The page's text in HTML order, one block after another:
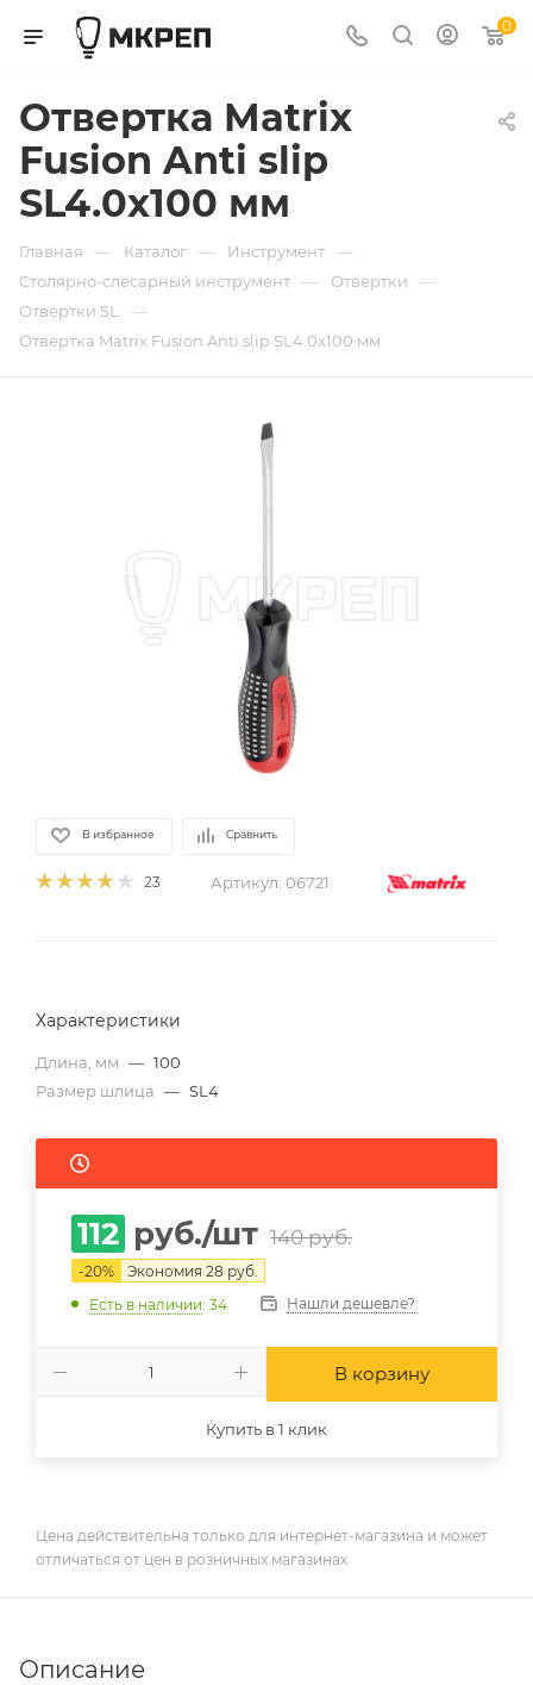
0
Отвертка Matrix
Fusion Anti slip
SL4.0х100 мм
Главная — Каталог — Инструмент —
Столярно-слесарный инструмент — Отвертки —
Отвертки SL —
Отвертка Matrix Fusion Anti slip SL4.0х100 мм
В избранное Сравнить
23 Артикул: 06721
Характеристики
Длина, мм — 100
Размер шлица — SL4
112 руб./шт 140руб.
-20% Экономия 28 руб.
Есть в наличии: 34 Нашли дешевле?
В корзину
Купить в 1 клик
Цена действительна только для интернет-магазина и может
отличаться от цен в розничных магазинах
Описание